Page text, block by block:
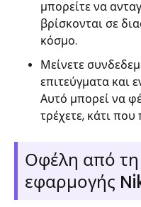
μπορείτε να
βρίσκονται σε
κόσμο.
Μείνετε
επιτεύγματα και
Αυτό μπορεί να
τρέχετε, κάτι
Οφέλη από
εφαρμογής